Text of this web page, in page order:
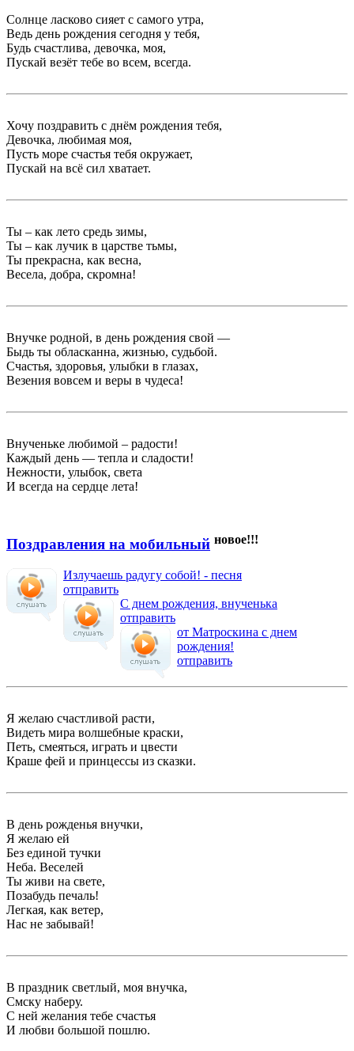
Солнце ласково сияет с самого утра,
Ведь день рождения сегодня у тебя,
Будь счастлива, девочка, моя,
Пускай везёт тебе во всем, всегда.
Хочу поздравить с днём рождения тебя,
Девочка, любимая моя,
Пусть море счастья тебя окружает,
Пускай на всё сил хватает.
Ты – как лето средь зимы,
Ты – как лучик в царстве тьмы,
Ты прекрасна, как весна,
Весела, добра, скромна!
Внучке родной, в день рождения свой —
Быдь ты обласканна, жизнью, судьбой.
Счастья, здоровья, улыбки в глазах,
Везения вовсем и веры в чудеса!
Внученьке любимой – радости!
Каждый день — тепла и сладости!
Нежности, улыбок, света
И всегда на сердце лета!
Поздравления на мобильный новое!!!
Излучаешь радугу собой! - песня
отправить
С днем рождения, внученька
отправить
от Матроскина с днем
рождения!
отправить
Я желаю счастливой расти,
Видеть мира волшебные краски,
Петь, смеяться, играть и цвести
Краше фей и принцессы из сказки.
В день рожденья внучки,
Я желаю ей
Без единой тучки
Неба. Веселей
Ты живи на свете,
Позабудь печаль!
Легкая, как ветер,
Нас не забывай!
В праздник светлый, моя внучка,
Смску наберу.
С ней желания тебе счастья
И любви большой пошлю.